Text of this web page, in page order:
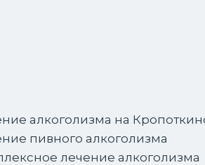
алкоголизма на
пивного алкоголизма
лечение алкоголизма